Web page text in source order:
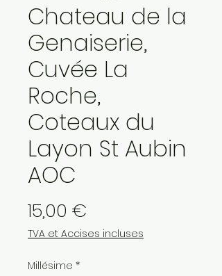
Chateau de la
Genaiserie,
Cuvée La
Roche,
Coteaux du
Layon St Aubin
AOC
15,00 €
TVA et Accises incluses
Millésime *